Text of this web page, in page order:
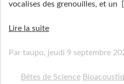
vocalises des grenouilles, et un
Lire la suite
Par taupo, jeudi 9 septembre
Bêtes de Science